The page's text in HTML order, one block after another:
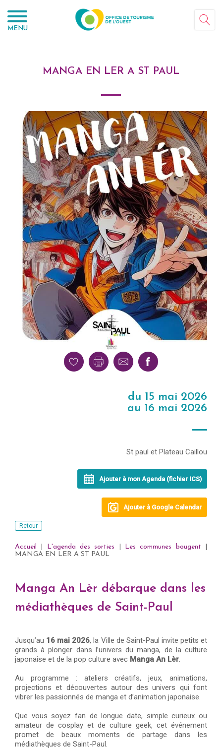
MENU
MANGA EN LER A ST PAUL
du 15 mai 2026
au 16 mai 2026
St paul et Plateau Caillou
Ajouter à mon Agenda (fichier ICS)
Ajouter à Google Calendar
Retour
Accueil L'agenda des sorties Les communes bougent
MANGA EN LER A ST PAUL
Manga An Lèr débarque dans les
médiathèques de Saint-Paul
Jusqu’au 16 mai 2026, la Ville de Saint-Paul invite petits et
grands à plonger dans l’univers du manga, de la culture
japonaise et de la pop culture avec Manga An Lèr.
Au programme : ateliers créatifs, jeux, animations,
projections et découvertes autour des univers qui font
vibrer les passionnés de manga et d’animation japonaise.
Que vous soyez fan de longue date, simple curieux ou
amateur de cosplay et de culture geek, cet événement
promet de beaux moments de partage dans les
médiathèques de Saint-Paul.